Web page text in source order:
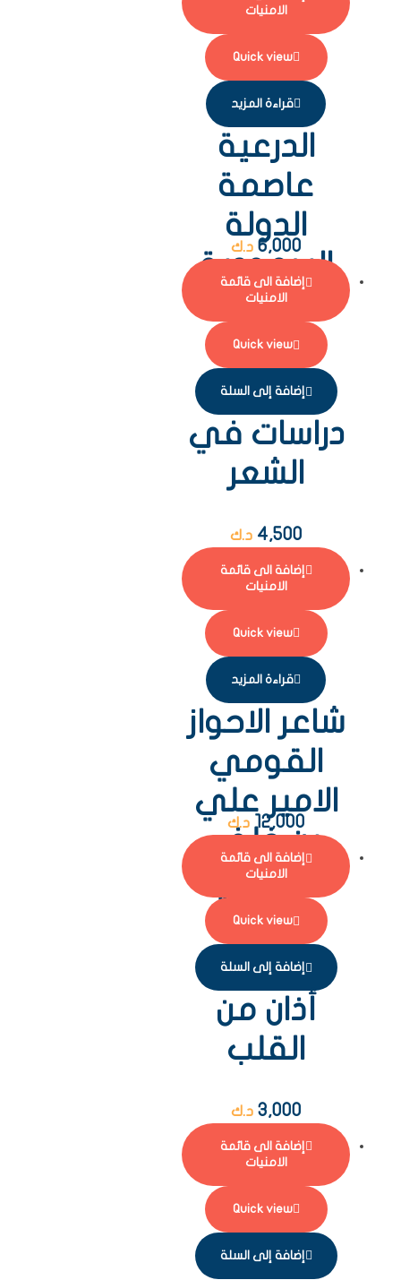
الامنيات
Quick view
قراءة المزيد
الدرعية
عاصمة
الدولة
السعودية
الأولى
6,000 د.ك
إضافة الى قائمة
الامنيات
Quick view
إضافة إلى السلة
دراسات في
الشعر
4,500 د.ك
إضافة الى قائمة
الامنيات
Quick view
قراءة المزيد
شاعر الاحواز
القومي
الامير علي
بن خلف
الحويزي
دراس
12,000 د.ك
إضافة الى قائمة
الامنيات
Quick view
إضافة إلى السلة
أذان من
القلب
3,000 د.ك
إضافة الى قائمة
الامنيات
Quick view
إضافة إلى السلة